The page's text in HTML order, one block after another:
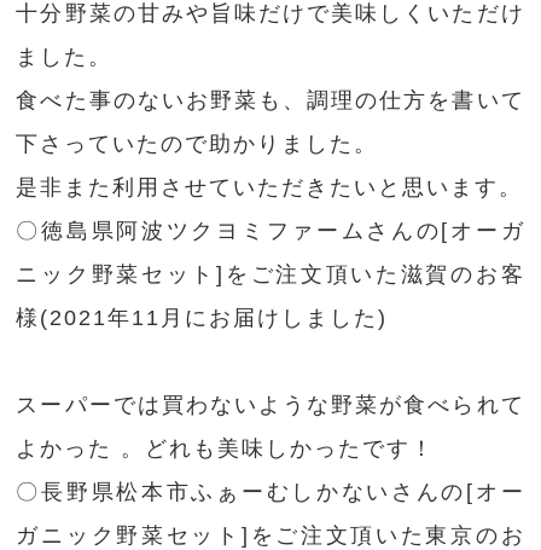
十分野菜の甘みや旨味だけで美味しくいただけ
ました。
食べた事のないお野菜も、調理の仕方を書いて
下さっていたので助かりました。
是非また利用させていただきたいと思います。
〇徳島県阿波ツクヨミファームさんの[オーガ
ニック野菜セット]をご注文頂いた滋賀のお客
様(2021年11月にお届けしました)
スーパーでは買わないような野菜が食べられて
よかった 。どれも美味しかったです！
〇長野県松本市ふぁーむしかないさんの[オー
ガニック野菜セット]をご注文頂いた東京のお